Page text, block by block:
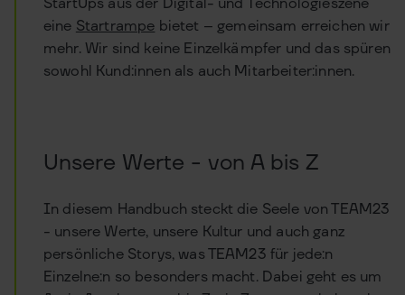
StartUps aus der Digital- und Technologieszene
eine Startrampe bietet – gemeinsam erreichen wir
mehr. Wir sind keine Einzelkämpfer und das spüren
sowohl Kund:innen als auch Mitarbeiter:innen.
Unsere Werte - von A bis Z
In diesem Handbuch steckt die Seele von TEAM23
- unsere Werte, unsere Kultur und auch ganz
persönliche Storys, was TEAM23 für jede:n
Einzelne:n so besonders macht. Dabei geht es um